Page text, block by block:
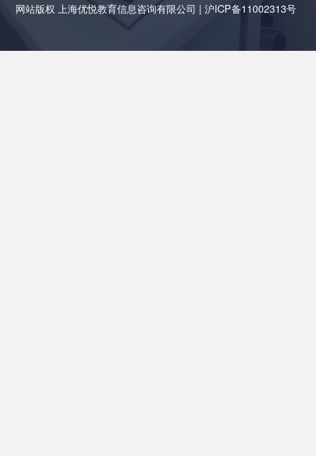
网站版权 上海优悦教育信息咨询有限公司 |沪ICP备11002313号